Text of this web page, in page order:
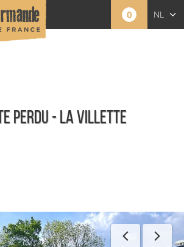
0 NL
PERDU - LA VILLETTE